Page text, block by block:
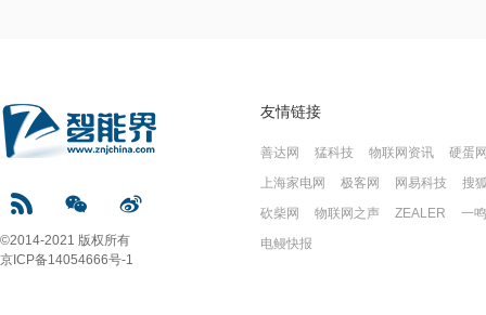
©2014-2021 版权所有
京ICP备14054666号-1
友情链接
善达网 猛科技 物联网资讯
硬蛋
上海家电网
极客网 网易科技
搜
砍柴网
物联网之声 ZEALER
一
电鳗快报